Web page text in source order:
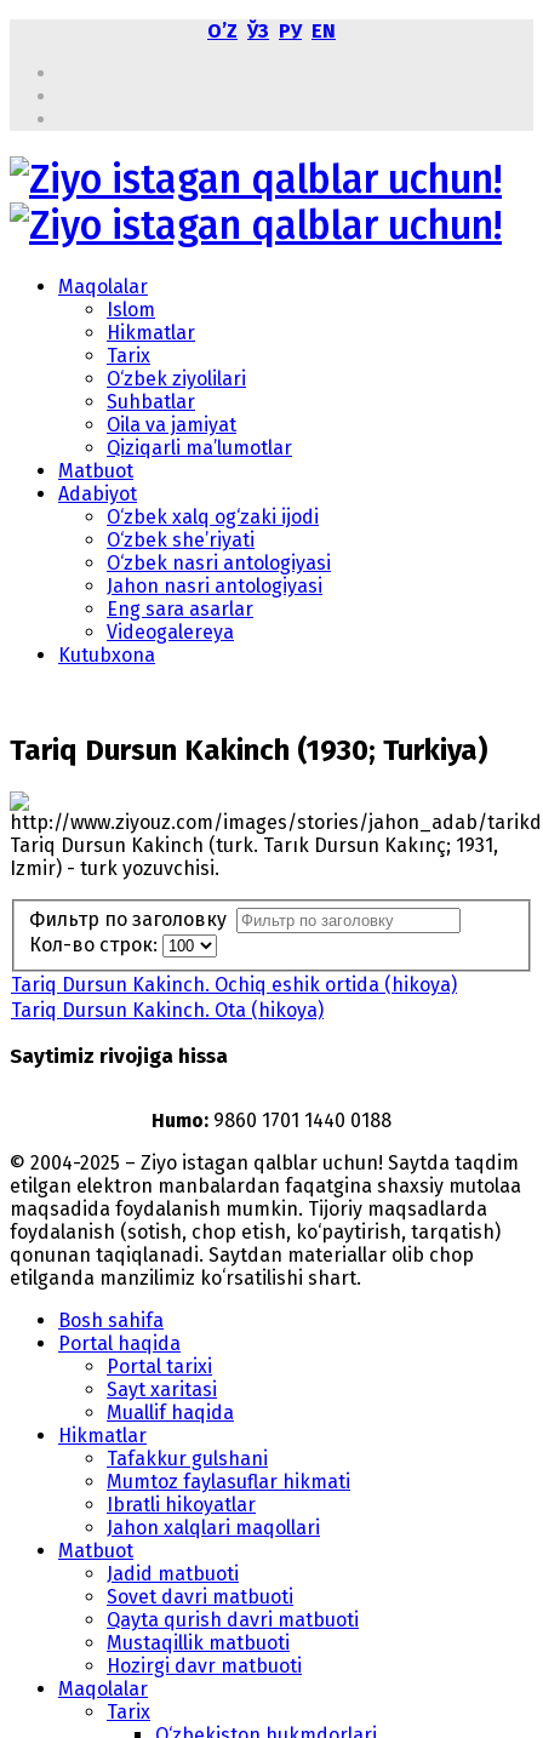
OʼZ ЎЗ РУ EN
Maqolalar
Islom
Hikmatlar
Tarix
O‘zbek ziyolilari
Suhbatlar
Oila va jamiyat
Qiziqarli ma’lumotlar
Matbuot
Adabiyot
O‘zbek xalq og‘zaki ijodi
O‘zbek she’riyati
O‘zbek nasri antologiyasi
Jahon nasri antologiyasi
Eng sara asarlar
Videogalereya
Kutubxona
Tariq Dursun Kakinch (1930; Turkiya)
Tariq Dursun Kakinch (turk. Tarık Dursun Kakınç; 1931,
Izmir) - turk yozuvchisi.
Фильтр по заголовку
Кол-во строк:
Tariq Dursun Kakinch. Ochiq eshik ortida (hikoya)
Tariq Dursun Kakinch. Ota (hikoya)
Saytimiz rivojiga hissa
Humo: 9860 1701 1440 0188
© 2004-2025 – Ziyo istagan qalblar uchun! Saytda taqdim
etilgan elektron manbalardan faqatgina shaxsiy mutolaa
maqsadida foydalanish mumkin. Tijoriy maqsadlarda
foydalanish (sotish, chop etish, ko‘paytirish, tarqatish)
qonunan taqiqlanadi. Saytdan materiallar olib chop
etilganda manzilimiz koʻrsatilishi shart.
Bosh sahifa
Portal haqida
Portal tarixi
Sayt xaritasi
Muallif haqida
Hikmatlar
Tafakkur gulshani
Mumtoz faylasuflar hikmati
Ibratli hikoyatlar
Jahon xalqlari maqollari
Matbuot
Jadid matbuoti
Sovet davri matbuoti
Qayta qurish davri matbuoti
Mustaqillik matbuoti
Hozirgi davr matbuoti
Maqolalar
Tarix